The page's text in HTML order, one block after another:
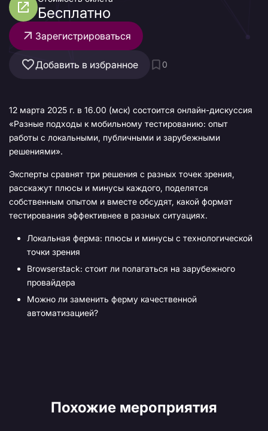
локальными,
публичными и
зарубежными
Бесплатно
Зарегистрироваться
Добавить в избранное 0
12 марта 2025 г. в 16.00 (мск) состоится онлайн-дискуссия
«Разные подходы к мобильному тестированию: опыт
работы с локальными, публичными и зарубежными
решениями».
Эксперты сравнят три решения с разных точек зрения,
расскажут плюсы и минусы каждого, поделятся
собственным опытом и вместе обсудят, какой формат
тестирования эффективнее в разных ситуациях.
Локальная ферма: плюсы и минусы с технологической
точки зрения
Browserstack: стоит ли полагаться на зарубежного
провайдера
Можно ли заменить ферму качественной
автоматизацией?
Похожие мероприятия